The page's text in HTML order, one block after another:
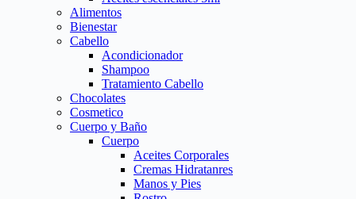
Alimentos
Bienestar
Cabello
Acondicionador
Shampoo
Tratamiento Cabello
Chocolates
Cosmetico
Cuerpo y Baño
Cuerpo
Aceites Corporales
Cremas Hidratanres
Manos y Pies